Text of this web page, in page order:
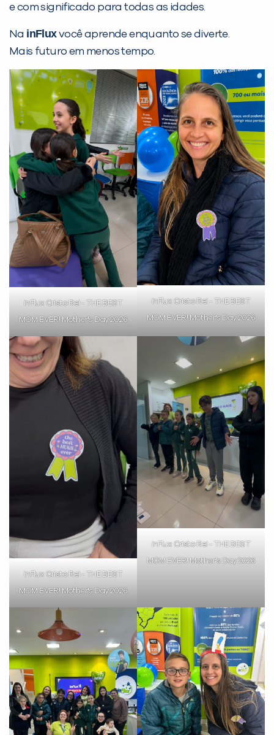
e com significado para todas as idades.
Na inFluxvocê aprende enquanto se diverte.
Mais futuro em menos tempo.
inFlux Cristo Rei - THE BEST
MOM EVER! Mother's Day 2026
inFlux Cristo Rei - THE BEST
MOM EVER! Mother's Day 2026
inFlux Cristo Rei - THE BEST
MOM EVER! Mother's Day 2026
inFlux Cristo Rei - THE BEST
MOM EVER! Mother's Day 2026
Preencha com seus dados abaixo e
já vamos te colocar em contato
com a:
Você é aluno inFlux?
Sim Não
VOLTAR